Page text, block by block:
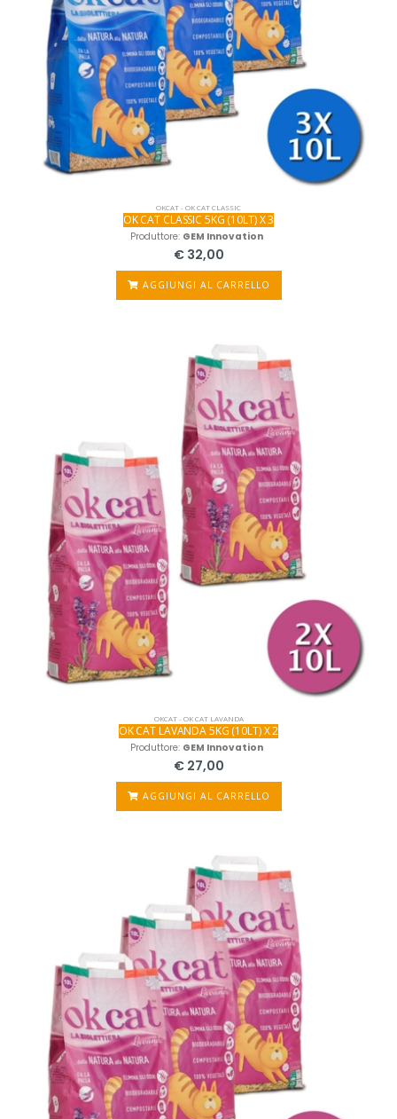
OKCAT - OK CAT CLASSIC
OK CAT CLASSIC 5KG (10LT) X 3
Produttore: GEM Innovation
€ 32,00
AGGIUNGI AL CARRELLO
OKCAT - OK CAT LAVANDA
OK CAT LAVANDA 5KG (10LT) X 2
Produttore: GEM Innovation
€ 27,00
AGGIUNGI AL CARRELLO